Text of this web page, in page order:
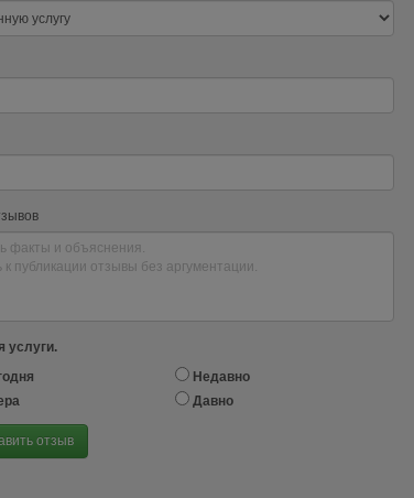
услуги.
Недавно
Давно
отзыв